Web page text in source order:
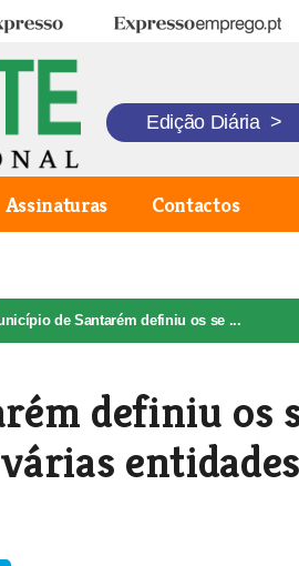
Expresso Emprego
Edição Diária >
Assinaturas Contactos
de Santarém definiu os se ...
definiu os
entidades